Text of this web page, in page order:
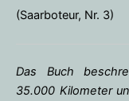
(Saarboteur, Nr. 3)
Das Buch
35.000 Kilometer